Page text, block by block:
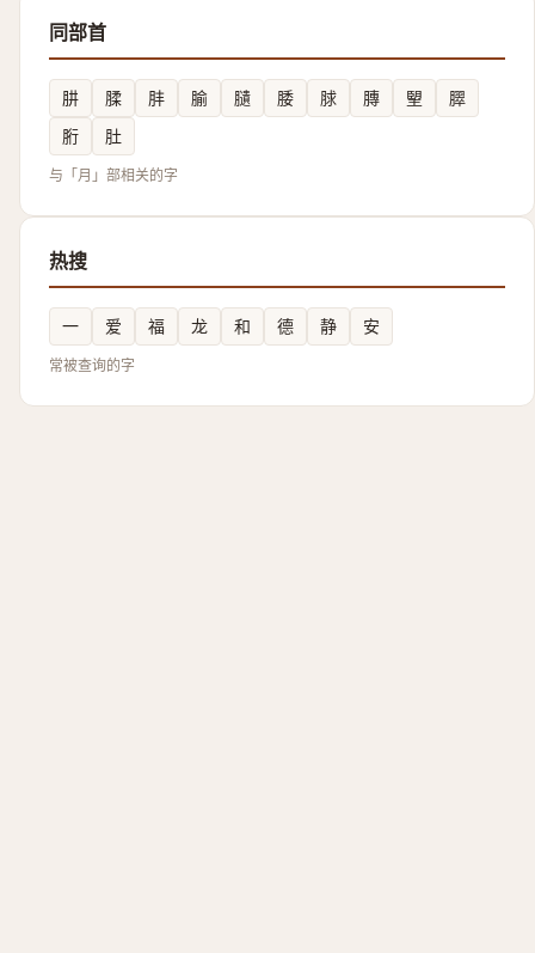
同部首
肼 腬 肨 腧 䑊 腇 脙 膞 朢
臎
胻
肚
与「月」部相关的字
热搜
一 爱 福 龙 和 德 静 安
常被查询的字